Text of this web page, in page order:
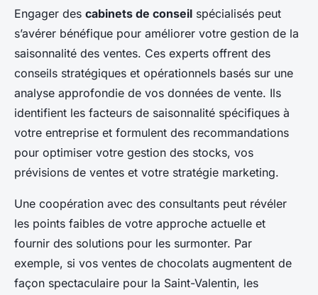
Engager des cabinets de conseil spécialisés peut
s’avérer bénéfique pour améliorer votre gestion de la
saisonnalité des ventes. Ces experts offrent des
conseils stratégiques et opérationnels basés sur une
analyse approfondie de vos données de vente. Ils
identifient les facteurs de saisonnalité spécifiques à
votre entreprise et formulent des recommandations
pour optimiser votre gestion des stocks, vos
prévisions de ventes et votre stratégie marketing.
Une coopération avec des consultants peut révéler
les points faibles de votre approche actuelle et
fournir des solutions pour les surmonter. Par
exemple, si vos ventes de chocolats augmentent de
façon spectaculaire pour la Saint-Valentin, les